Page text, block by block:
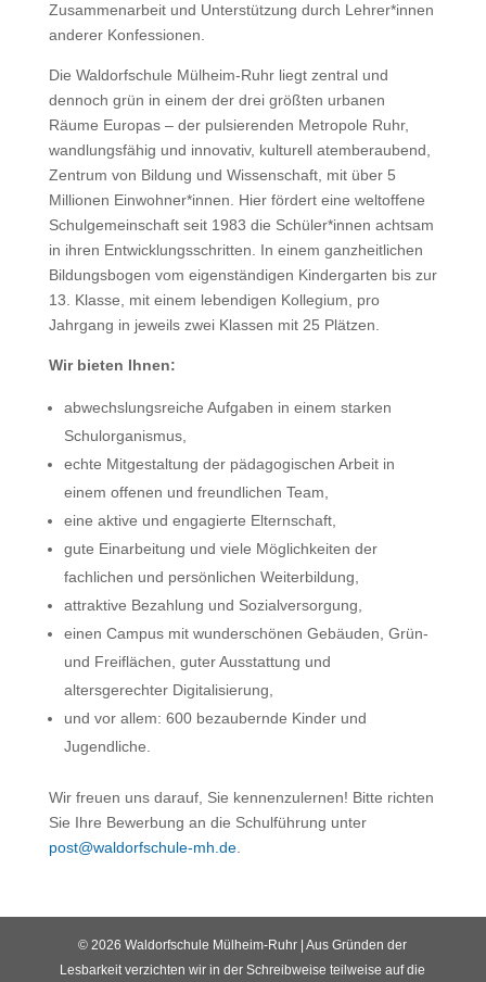
Zusammenarbeit und Unterstützung durch Lehrer*innen
anderer Konfessionen.
Die Waldorfschule Mülheim-Ruhr liegt zentral und
dennoch grün in einem der drei größten urbanen
Räume Europas – der pulsierenden Metropole Ruhr,
wandlungsfähig und innovativ, kulturell atemberaubend,
Zentrum von Bildung und Wissenschaft, mit über 5
Millionen Einwohner*innen. Hier fördert eine weltoffene
Schulgemeinschaft seit 1983 die Schüler*innen achtsam
in ihren Entwicklungsschritten. In einem ganzheitlichen
Bildungsbogen vom eigenständigen Kindergarten bis zur
13. Klasse, mit einem lebendigen Kollegium, pro
Jahrgang in jeweils zwei Klassen mit 25 Plätzen.
Wir bieten Ihnen:
abwechslungsreiche Aufgaben in einem starken
Schulorganismus,
echte Mitgestaltung der pädagogischen Arbeit in
einem offenen und freundlichen Team,
eine aktive und engagierte Elternschaft,
gute Einarbeitung und viele Möglichkeiten der
fachlichen und persönlichen Weiterbildung,
attraktive Bezahlung und Sozialversorgung,
einen Campus mit wunderschönen Gebäuden, Grün-
und Freiflächen, guter Ausstattung und
altersgerechter Digitalisierung,
und vor allem: 600 bezaubernde Kinder und
Jugendliche.
Wir freuen uns darauf, Sie kennenzulernen! Bitte richten
Sie Ihre Bewerbung an die Schulführung unter
post@waldorfschule-mh.de.
© 2026 Waldorfschule Mülheim-Ruhr | Aus Gründen der
Lesbarkeit verzichten wir in der Schreibweise teilweise auf die